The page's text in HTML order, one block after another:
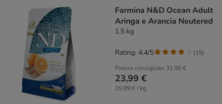
Farmina N&D Ocean Adult
Aringa e Arancia Neutered
1,5 kg
Prezzo consigliato 31,90 €
23,99 €
15,99 € / kg
Rating: 4.4/5 (19)